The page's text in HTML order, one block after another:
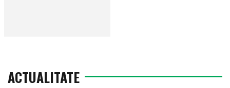
ACTUALITATE